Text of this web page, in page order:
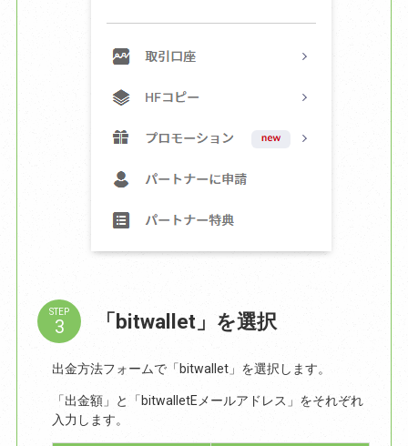
STEP 「bitwallet」を選択
出金方法フォームで「bitwallet」を選択します。
「出金額」と「bitwalletEメールアドレス」をそれぞれ
入力します。